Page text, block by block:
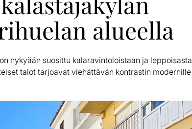
alueella
nykyään suosittu kalaravintoloistaan ja leppoisasta
talot tarjoavat viehättävän kontrastin modernille